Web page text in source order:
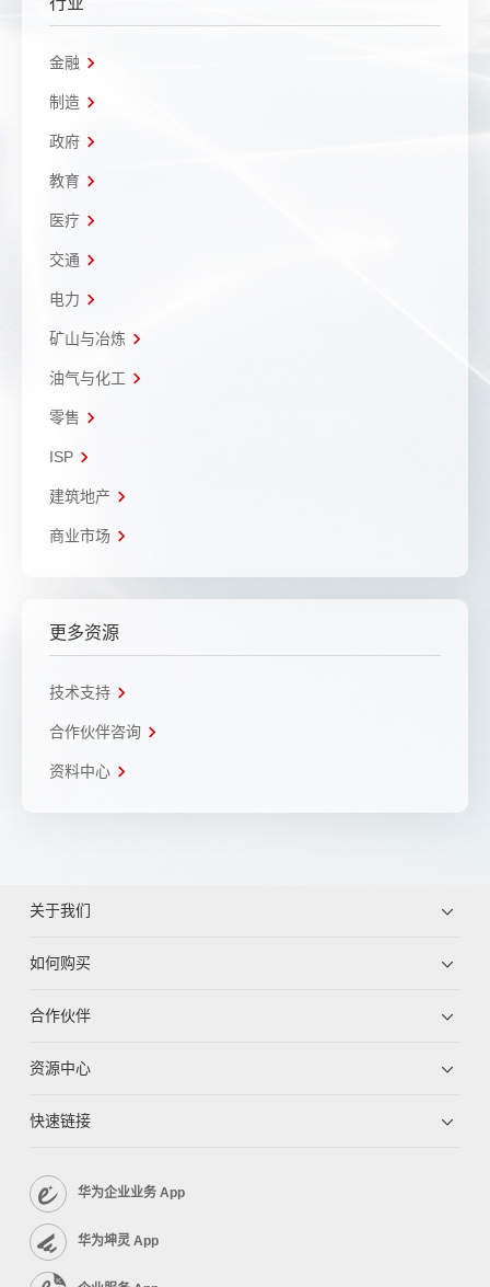
金融
制造
政府
教育
医疗
交通
电力
矿山与冶炼
油气与化工
零售
ISP
建筑地产
商业市场
更多资源
技术支持
合作伙伴咨询
资料中心
关于我们
如何购买
合作伙伴
资源中心
快速链接
华为企业业务 App
华为坤灵 App